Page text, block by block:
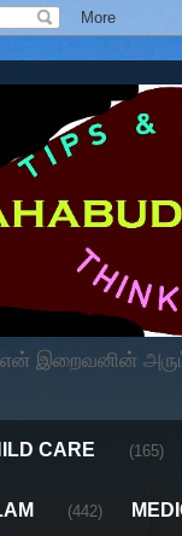
இறைவனின்
CARE (165)
(442)